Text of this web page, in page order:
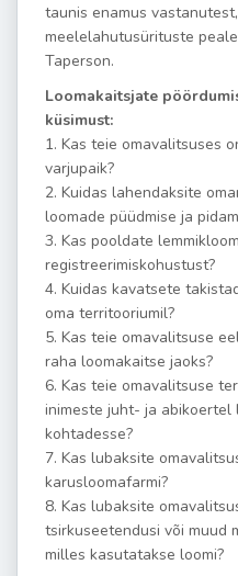
taunis enamus
meelelahutusürituste
Taperson.
Loomakaitsjate
küsimust:
1. Kas teie omavalitsuses
varjupaik?
2. Kuidas lahendaksite
loomade püüdmise ja
3. Kas pooldate
registreerimiskohustust?
4. Kuidas kavatsete
oma territooriumil?
5. Kas teie omavalitsuse
raha loomakaitse jaoks?
6. Kas teie omavalitsuse
inimeste juht- ja abikoertel
kohtadesse?
7. Kas lubaksite
karusloomafarmi?
8. Kas lubaksite
tsirkuseetendusi või muud
milles kasutatakse loomi?